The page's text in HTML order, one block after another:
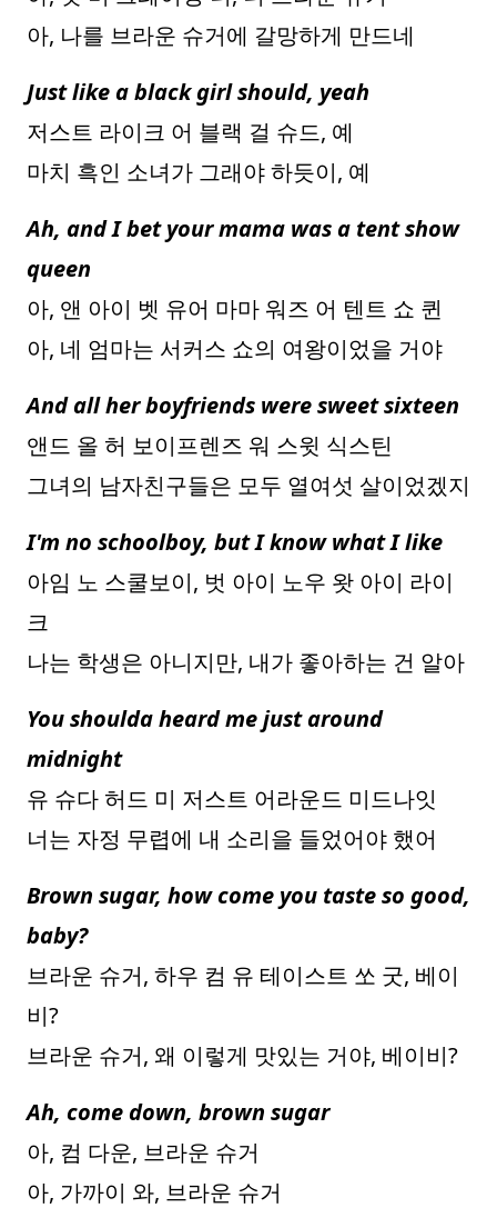
아, 나를 브라운 슈거에 갈망하게 만드네
Just like a black girl should, yeah
저스트 라이크 어 블랙 걸 슈드, 예
마치 흑인 소녀가 그래야 하듯이, 예
Ah, and I bet your mama was a tent show
queen
아, 앤 아이 벳 유어 마마 워즈 어 텐트 쇼 퀸
아, 네 엄마는 서커스 쇼의 여왕이었을 거야
And all her boyfriends were sweet sixteen
앤드 올 허 보이프렌즈 워 스윗 식스틴
그녀의 남자친구들은 모두 열여섯 살이었겠지
I'm no schoolboy, but I know what I like
아임 노 스쿨보이, 벗 아이 노우 왓 아이 라이
크
나는 학생은 아니지만, 내가 좋아하는 건 알아
You shoulda heard me just around
midnight
유 슈다 허드 미 저스트 어라운드 미드나잇
너는 자정 무렵에 내 소리을 들었어야 했어
Brown sugar, how come you taste so good,
baby?
브라운 슈거, 하우 컴 유 테이스트 쏘 굿, 베이
비?
브라운 슈거, 왜 이렇게 맛있는 거야, 베이비?
Ah, come down, brown sugar
아, 컴 다운, 브라운 슈거
아, 가까이 와, 브라운 슈거